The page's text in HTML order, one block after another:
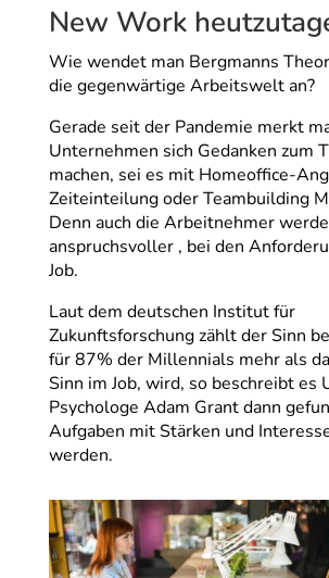
New Work
Wie wendet man Bergmanns
die gegenwärtige Arbeitswelt an?
Gerade seit der Pandemie merkt
Unternehmen sich Gedanken zum
machen, sei es mit Homeoffice-
Zeiteinteilung oder Teambuilding
Denn auch die Arbeitnehmer
anspruchsvoller , bei den
Job.
Laut dem deutschen Institut für
Zukunftsforschung zählt der Sinn
für 87% der Millennials mehr als
Sinn im Job, wird, so beschreibt es
Psychologe Adam Grant dann
Aufgaben mit Stärken und
werden.